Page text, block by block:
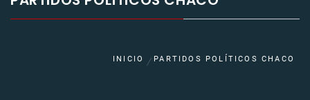
INICIO PARTIDOS POLÍTICOS CHACO